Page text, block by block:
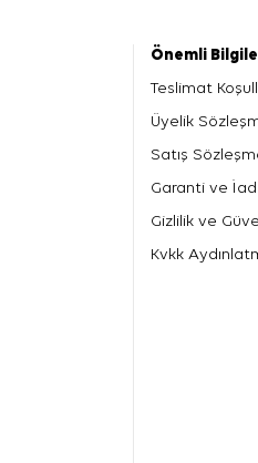
Önemli
Teslimat
Üyelik
Satış
Garanti ve
Gizlilik ve
Kvkk